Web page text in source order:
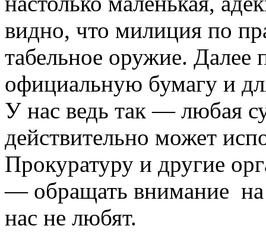
видно, что милиция по
табельное оружие. Далее
официальную бумагу и
У нас ведь так — любая
действительно может
Прокуратуру и другие
— обращать внимание на
нас не любят.